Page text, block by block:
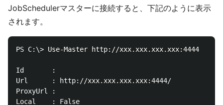
JobSchedulerマスターに接続すると、下記のように表示
されます。
PS C:\> Use-Master http://xxx.xxx.xxx.xxx:4444
Id       :
Url      : http://xxx.xxx.xxx.xxx:4444/
ProxyUrl :
Local    : False